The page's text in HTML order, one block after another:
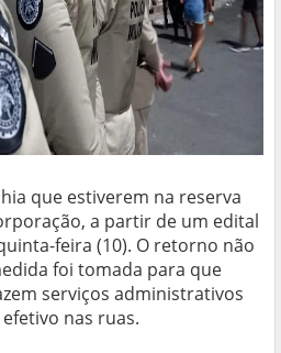
que estiverem na reserva
a partir de um edital
feira (10). O retorno não
foi tomada para que
serviços administrativos
nas ruas.